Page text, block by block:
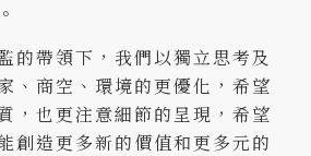
的帶領下，我們以獨立思考及
、商空、環境的更優化，希望
，也更注意細節的呈現，希望
創造更多新的價值和更多元的